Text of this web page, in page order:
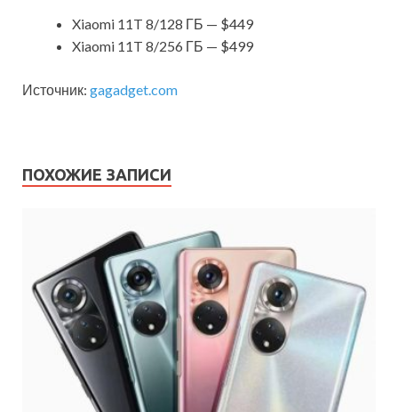
Xiaomi 11T 8/128 ГБ — $449
Xiaomi 11T 8/256 ГБ — $499
Источник: gagadget.com
ПОХОЖИЕ ЗАПИСИ